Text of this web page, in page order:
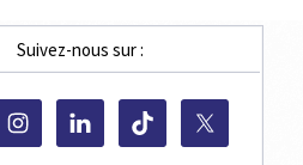
Suivez-nous sur :